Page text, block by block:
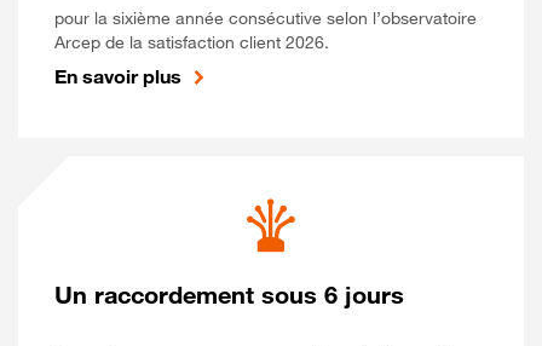
pour la sixième année consécutive selon l’observatoire
Arcep de la satisfaction client 2026.
En savoir plus
Un raccordement sous 6 jours